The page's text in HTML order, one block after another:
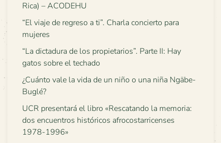
Rica) – ACODEHU
“El viaje de regreso a ti”. Charla concierto para
mujeres
“La dictadura de los propietarios”. Parte II: Hay
gatos sobre el techado
¿Cuánto vale la vida de un niño o una niña Ngäbe-
Buglé?
UCR presentará el libro «Rescatando la memoria:
dos encuentros históricos afrocostarricenses
1978-1996»